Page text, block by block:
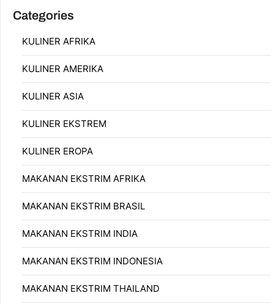
Categories
KULINER AFRIKA
KULINER AMERIKA
KULINER ASIA
KULINER EKSTREM
KULINER EROPA
MAKANAN EKSTRIM AFRIKA
MAKANAN EKSTRIM BRASIL
MAKANAN EKSTRIM INDIA
MAKANAN EKSTRIM INDONESIA
MAKANAN EKSTRIM THAILAND